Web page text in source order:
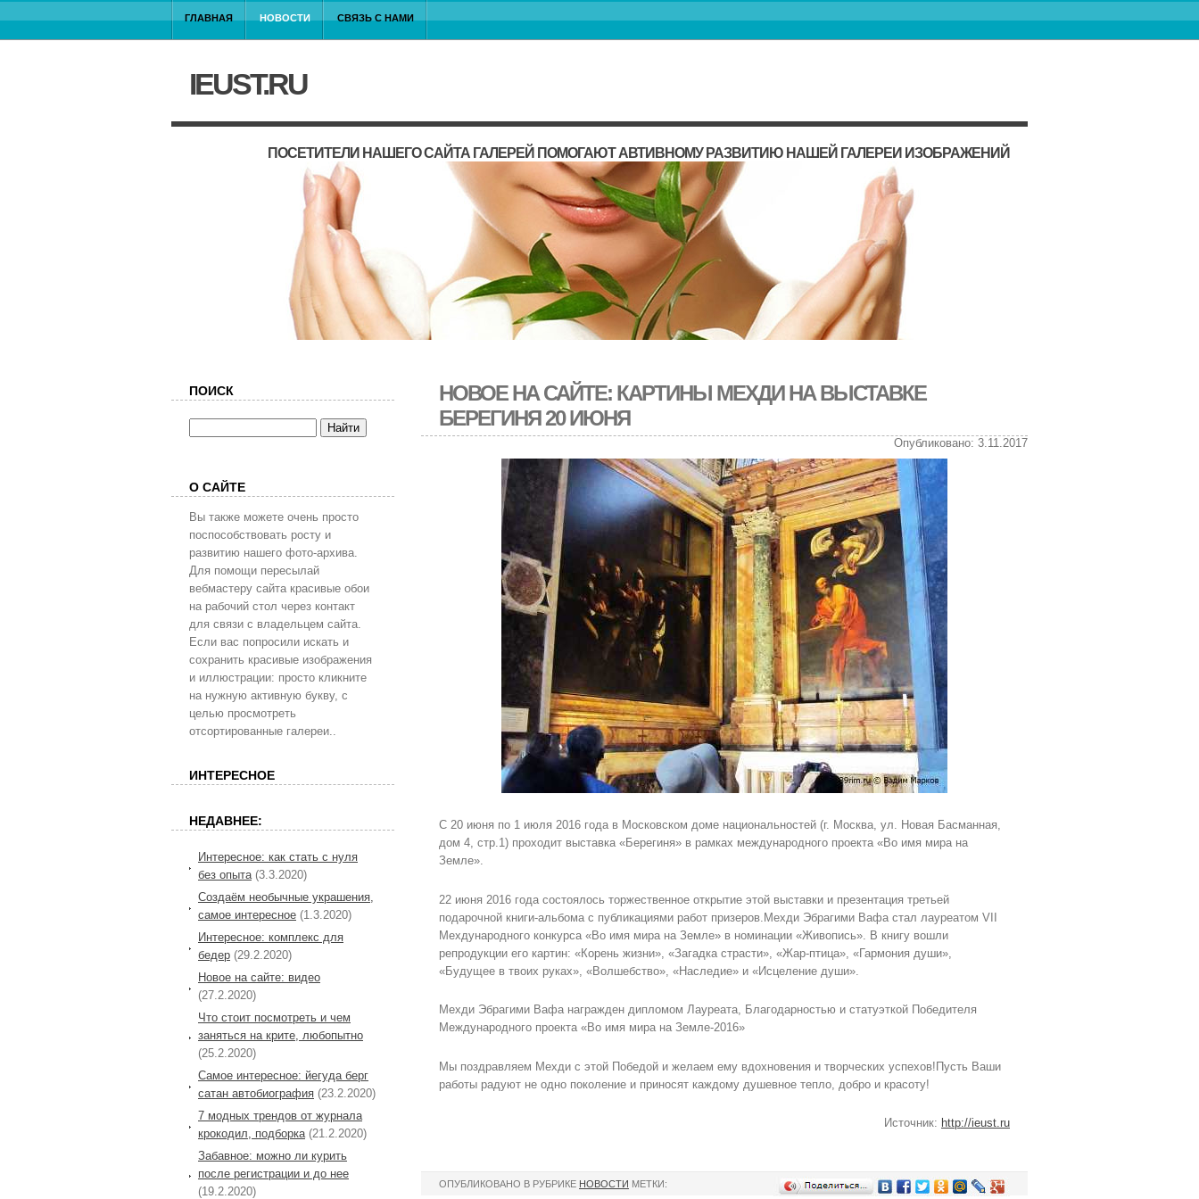
ГЛАВНАЯ НОВОСТИ СВЯЗЬ С НАМИ
IEUST.RU
ПОСЕТИТЕЛИ НАШЕГО САЙТА ГАЛЕРЕЙ ПОМОГАЮТ АВТИВНОМУ РАЗВИТИЮ НАШЕЙ ГАЛЕРЕИ ИЗОБРАЖЕНИЙ
НОВОЕ НА САЙТЕ: КАРТИНЫ МЕХДИ НА ВЫСТАВКЕ
БЕРЕГИНЯ 20 ИЮНЯ
Опубликовано: 3.11.2017
С 20 июня по 1 июля 2016 года в Московском доме национальностей (г. Москва, ул. Новая Басманная,
дом 4, стр.1) проходит выставка «Берегиня» в рамках международного проекта «Во имя мира на
Земле».
22 июня 2016 года состоялось торжественное открытие этой выставки и презентация третьей
подарочной книги-альбома с публикациями работ призеров.Мехди Эбрагими Вафа стал лауреатом VII
Мехдународного конкурса «Во имя мира на Земле» в номинации «Живопись». В книгу вошли
репродукции его картин: «Корень жизни», «Загадка страсти», «Жар-птица», «Гармония души»,
«Будущее в твоих руках», «Волшебство», «Наследие» и «Исцеление души».
Мехди Эбрагими Вафа награжден дипломом Лауреата, Благодарностью и статуэткой Победителя
Международного проекта «Во имя мира на Земле-2016»
Мы поздравляем Мехди с этой Победой и желаем ему вдохновения и творческих успехов!Пусть Ваши
работы радуют не одно поколение и приносят каждому душевное тепло, добро и красоту!
Источник: http://ieust.ru
ОПУБЛИКОВАНО В РУБРИКЕ НОВОСТИ МЕТКИ:
ПОИСК
О САЙТЕ
Вы также можете очень просто
поспособствовать росту и
развитию нашего фото-архива.
Для помощи пересылай
вебмастеру сайта красивые обои
на рабочий стол через контакт
для связи с владельцем сайта.
Если вас попросили искать и
сохранить красивые изображения
и иллюстрации: просто кликните
на нужную активную букву, с
целью просмотреть
отсортированные галереи..
ИНТЕРЕСНОЕ
НЕДАВНЕЕ:
Интересное: как стать с нуля
без опыта (3.3.2020)
Создаём необычные украшения,
самое интересное (1.3.2020)
Интересное: комплекс для
бедер (29.2.2020)
Новое на сайте: видео
(27.2.2020)
Что стоит посмотреть и чем
заняться на крите, любопытно
(25.2.2020)
Самое интересное: йегуда берг
сатан автобиография (23.2.2020)
7 модных трендов от журнала
крокодил, подборка (21.2.2020)
Забавное: можно ли курить
после регистрации и до нее
(19.2.2020)